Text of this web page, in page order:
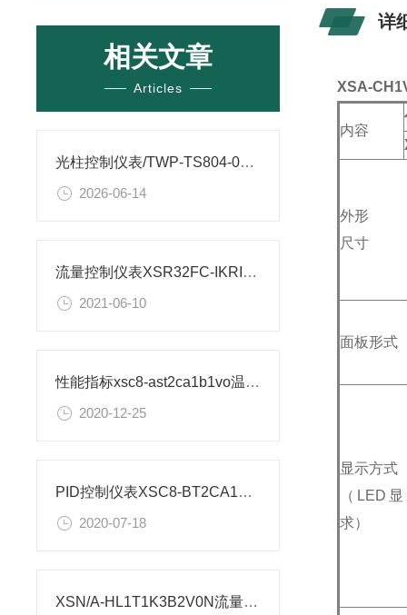
相关文章
Articles
光柱控制仪表/TWP-TS804-01-23-HL-P安装图纸
2026-06-14
流量控制仪表XSR32FC-IKRIA1B1B1M2V0安装尺寸
2021-06-10
性能指标xsc8-ast2ca1b1vo温度控制仪表
2020-12-25
PID控制仪表XSC8-BT2CA1B1A1V0如何设置
2020-07-18
XSN/A-HL1T1K3B2V0N流量控制仪表使用设置
详
XSA-
内容
外形
尺寸
面板形式
显示方式
（LED
求）